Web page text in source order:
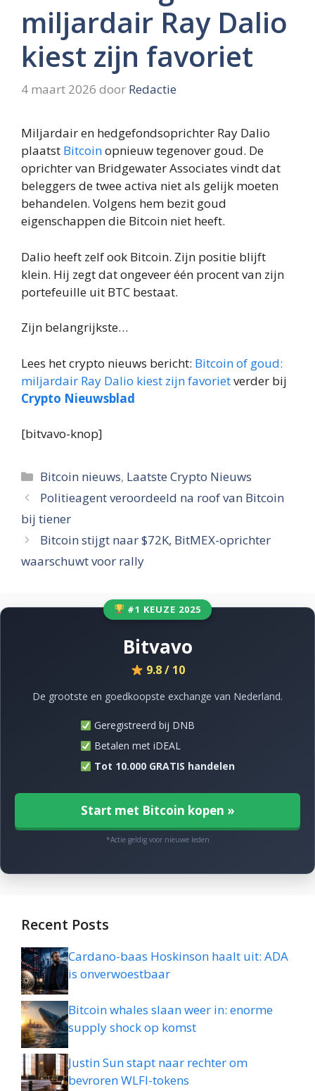
miljardair Ray Dalio
kiest zijn favoriet
4 maart 2026 door Redactie
Miljardair en hedgefondsoprichter Ray Dalio
plaatst Bitcoinopnieuw tegenover goud. De
oprichter van Bridgewater Associates vindt dat
beleggers de twee activa niet als gelijk moeten
behandelen. Volgens hem bezit goud
eigenschappen die Bitcoin niet heeft.
Dalio heeft zelf ook Bitcoin. Zijn positie blijft
klein. Hij zegt dat ongeveer één procent van zijn
portefeuille uit BTC bestaat.
Zijn belangrijkste…
Lees het crypto nieuws bericht: Bitcoin of goud:
miljardair Ray Dalio kiest zijn favorietverder bij
Crypto Nieuwsblad
[bitvavo-knop]
Categorieën
Bitcoin nieuws, Laatste Crypto Nieuws
Politieagent veroordeeld na roof van Bitcoin
bij tiener
Bitcoin stijgt naar $72K, BitMEX-oprichter
waarschuwt voor rally
#1 KEUZE 2025
Bitvavo
9.8 / 10
De grootste en goedkoopste exchange van Nederland.
Geregistreerd bij DNB
Betalen met iDEAL
Tot 10.000 GRATIS handelen
Start met Bitcoin kopen »
*Actie geldig voor nieuwe leden
Recent Posts
Cardano-baas Hoskinson haalt uit: ADA
is onverwoestbaar
Bitcoin whales slaan weer in: enorme
supply shock op komst
Justin Sun stapt naar rechter om
bevroren WLFI-tokens